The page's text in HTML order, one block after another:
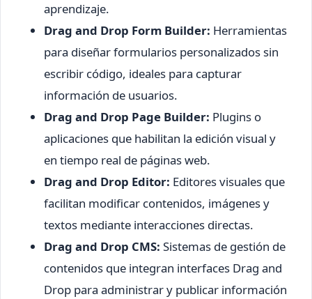
aprendizaje.
Drag and Drop Form Builder: Herramientas
para diseñar formularios personalizados sin
escribir código, ideales para capturar
información de usuarios.
Drag and Drop Page Builder: Plugins o
aplicaciones que habilitan la edición visual y
en tiempo real de páginas web.
Drag and Drop Editor: Editores visuales que
facilitan modificar contenidos, imágenes y
textos mediante interacciones directas.
Drag and Drop CMS: Sistemas de gestión de
contenidos que integran interfaces Drag and
Drop para administrar y publicar información